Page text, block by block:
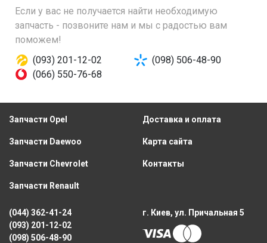
Если у вас не получается найти необходимую
запчасть - позвоните нам и мы с радостью вам
поможем!
(093) 201-12-02
(098) 506-48-90
(066) 550-76-68
Запчасти Opel
Запчасти Daewoo
Запчасти Chevrolet
Запчасти Renault
Доставка и оплата
Карта сайта
Контакты
(044) 362-41-24
(093) 201-12-02
(098) 506-48-90
г. Киев, ул. Причальная 5